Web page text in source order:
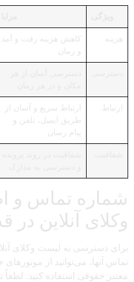
هزینه
کاهش هزینه رفت و آمد
و زمان
ارتباط
ارتباط سریع و آسان از
طریق ایمیل، تلفن و
پیام رسان
شماره تماس و
وکلای آنلاین
برای دسترسی به لیست وکلای
تماس آنها، می‌توانید از
معتبر حقوقی استفاده کنید. لطفاً